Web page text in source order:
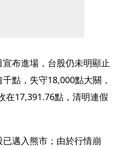
布進場，台股仍未明顯止
點，失守18,000點大關，
在17,391.76點，清明連假
邁入熊市；由於行情崩